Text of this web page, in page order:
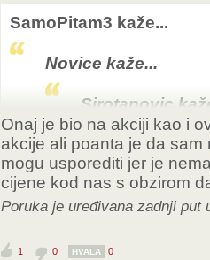
SamoPitam3 kaže...
Novice kaže...
Sirotanovic
Ide gore ,
iskorištavaju
sam na
prava cijena
skočila na
OLED-u
Onaj je bio na akciji kao i
akcije ali poanta je da
mogu usporediti jer je
cijene kod nas s obzirom
Poruka je uređivana zadnji put
1 0 HVALA 0